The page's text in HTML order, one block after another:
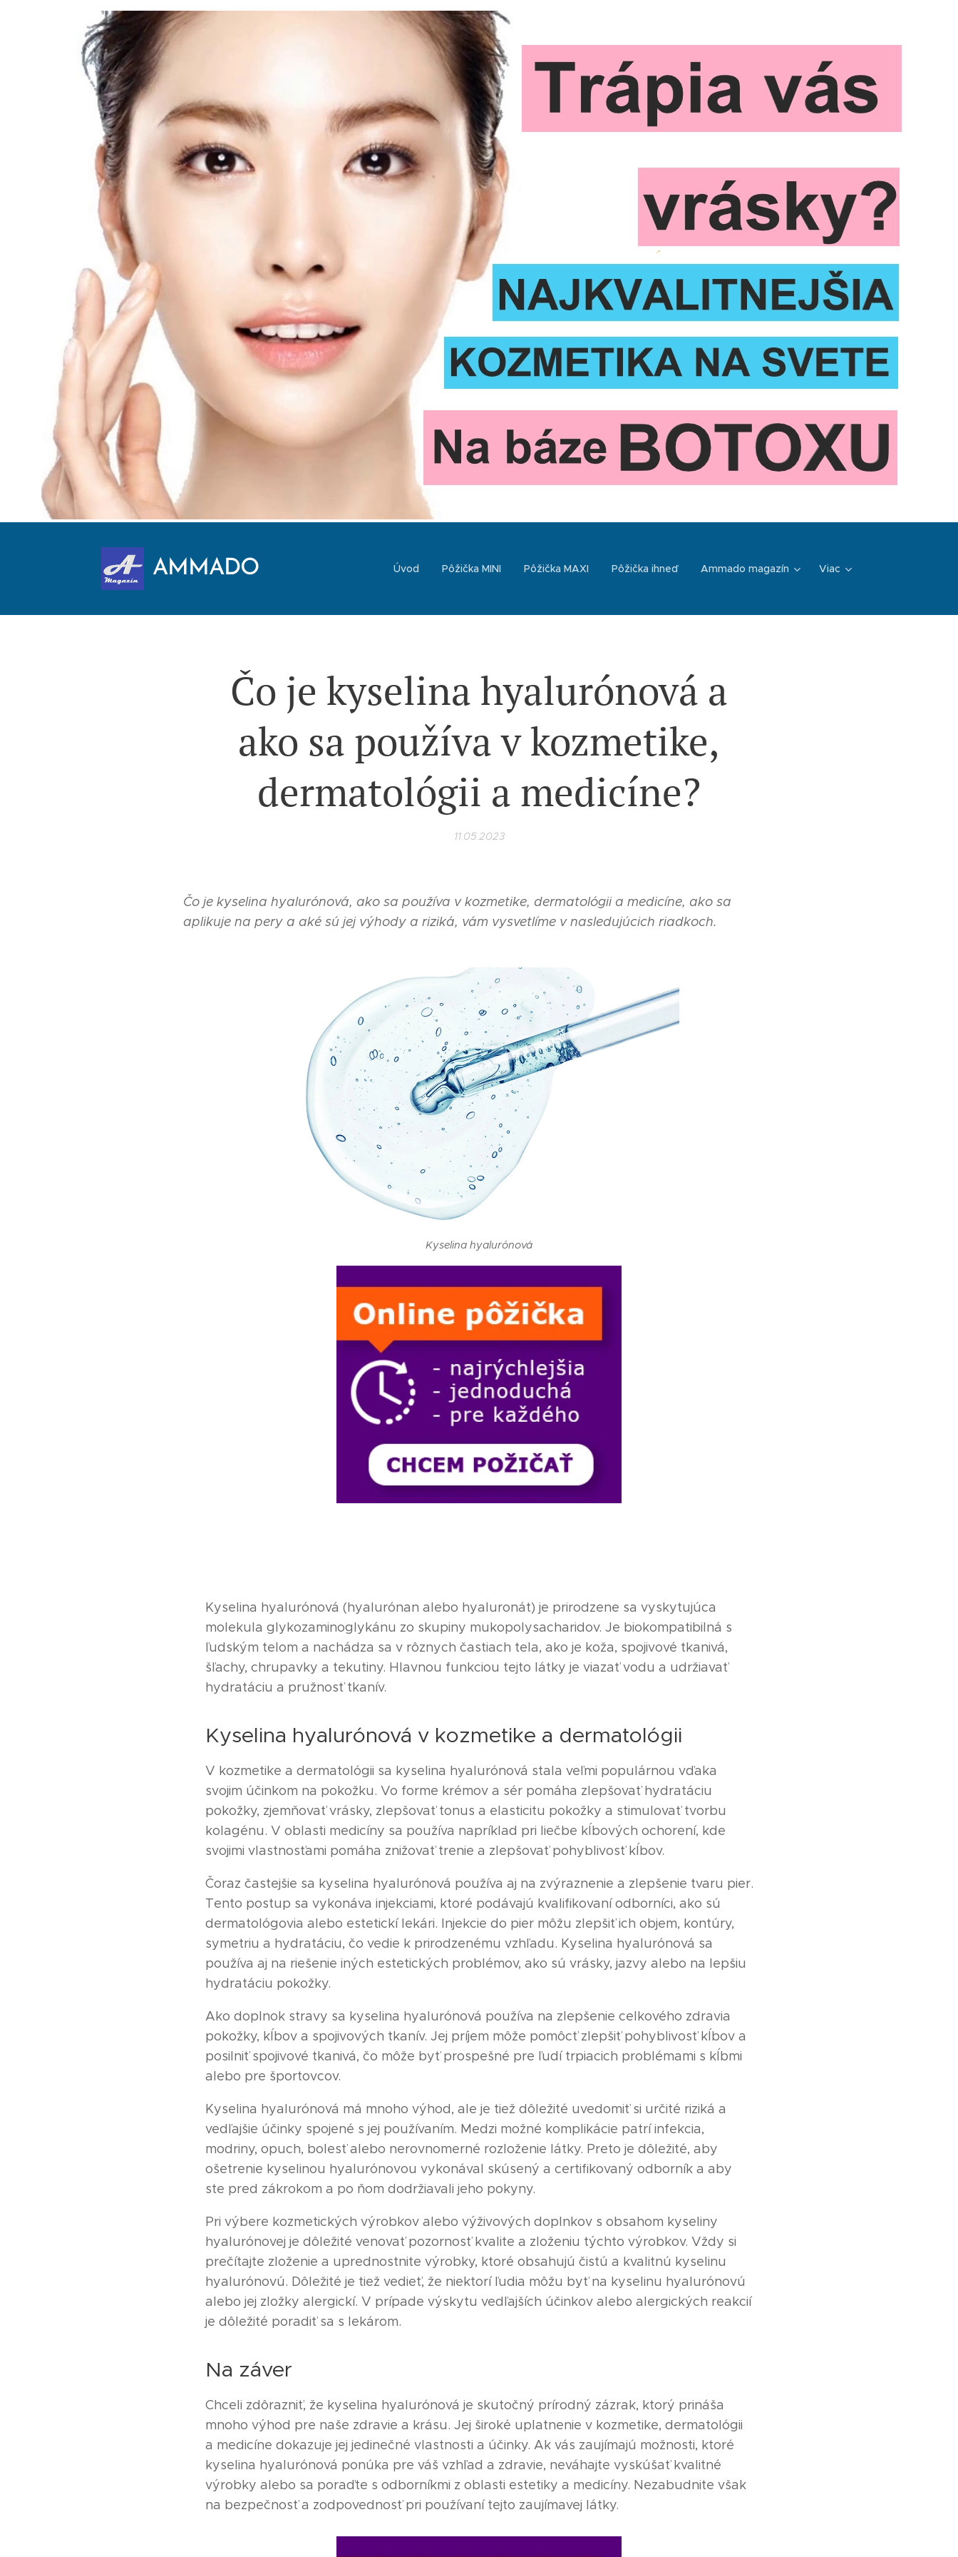
AMMADO Úvod Pôžička MINI Pôžička MAXI Pôžička ihneď Ammado magazín Viac
Čo je kyselina hyalurónová a
ako sa používa v kozmetike,
dermatológii a medicíne?
11.05.2023
Čo je kyselina hyalurónová, ako sa používa v kozmetike, dermatológii a medicíne, ako sa
aplikuje na pery a aké sú jej výhody a riziká, vám vysvetlíme v nasledujúcich riadkoch.
Kyselina hyalurónová
Kyselina hyalurónová (hyalurónan alebo hyaluronát) je prirodzene sa vyskytujúca
molekula glykozaminoglykánu zo skupiny mukopolysacharidov. Je biokompatibilná s
ľudským telom a nachádza sa v rôznych častiach tela, ako je koža, spojivové tkanivá,
šľachy, chrupavky a tekutiny. Hlavnou funkciou tejto látky je viazať vodu a udržiavať
hydratáciu a pružnosť tkanív.
Kyselina hyalurónová v kozmetike a dermatológii
V kozmetike a dermatológii sa kyselina hyalurónová stala veľmi populárnou vďaka
svojim účinkom na pokožku. Vo forme krémov a sér pomáha zlepšovať hydratáciu
pokožky, zjemňovať vrásky, zlepšovať tonus a elasticitu pokožky a stimulovať tvorbu
kolagénu. V oblasti medicíny sa používa napríklad pri liečbe kĺbových ochorení, kde
svojimi vlastnosťami pomáha znižovať trenie a zlepšovať pohyblivosť kĺbov.
Čoraz častejšie sa kyselina hyalurónová používa aj na zvýraznenie a zlepšenie tvaru pier.
Tento postup sa vykonáva injekciami, ktoré podávajú kvalifikovaní odborníci, ako sú
dermatológovia alebo estetickí lekári. Injekcie do pier môžu zlepšiť ich objem, kontúry,
symetriu a hydratáciu, čo vedie k prirodzenému vzhľadu. Kyselina hyalurónová sa
používa aj na riešenie iných estetických problémov, ako sú vrásky, jazvy alebo na lepšiu
hydratáciu pokožky.
Ako doplnok stravy sa kyselina hyalurónová používa na zlepšenie celkového zdravia
pokožky, kĺbov a spojivových tkanív. Jej príjem môže pomôcť zlepšiť pohyblivosť kĺbov a
posilniť spojivové tkanivá, čo môže byť prospešné pre ľudí trpiacich problémami s kĺbmi
alebo pre športovcov.
Kyselina hyalurónová má mnoho výhod, ale je tiež dôležité uvedomiť si určité riziká a
vedľajšie účinky spojené s jej používaním. Medzi možné komplikácie patrí infekcia,
modriny, opuch, bolesť alebo nerovnomerné rozloženie látky. Preto je dôležité, aby
ošetrenie kyselinou hyalurónovou vykonával skúsený a certifikovaný odborník a aby
ste pred zákrokom a po ňom dodržiavali jeho pokyny.
Pri výbere kozmetických výrobkov alebo výživových doplnkov s obsahom kyseliny
hyalurónovej je dôležité venovať pozornosť kvalite a zloženiu týchto výrobkov. Vždy si
prečítajte zloženie a uprednostnite výrobky, ktoré obsahujú čistú a kvalitnú kyselinu
hyalurónovú. Dôležité je tiež vedieť, že niektorí ľudia môžu byť na kyselinu hyalurónovú
alebo jej zložky alergickí. V prípade výskytu vedľajších účinkov alebo alergických reakcií
je dôležité poradiť sa s lekárom.
Na záver
Chceli zdôrazniť, že kyselina hyalurónová je skutočný prírodný zázrak, ktorý prináša
mnoho výhod pre naše zdravie a krásu. Jej široké uplatnenie v kozmetike, dermatológii
a medicíne dokazuje jej jedinečné vlastnosti a účinky. Ak vás zaujímajú možnosti, ktoré
kyselina hyalurónová ponúka pre váš vzhľad a zdravie, neváhajte vyskúšať kvalitné
výrobky alebo sa poraďte s odborníkmi z oblasti estetiky a medicíny. Nezabudnite však
na bezpečnosť a zodpovednosť pri používaní tejto zaujímavej látky.